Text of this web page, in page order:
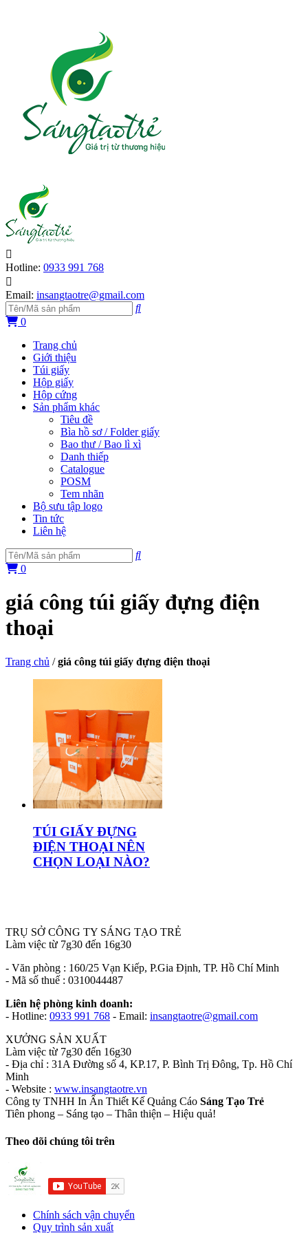
Hotline: 0933 991 768
Email: insangtaotre@gmail.com
0
Trang chủ
Giới thiệu
Túi giấy
Hộp giấy
Hộp cứng
Sản phẩm khác
Tiêu đề
Bìa hồ sơ / Folder giấy
Bao thư / Bao lì xì
Danh thiếp
Catalogue
POSM
Tem nhãn
Bộ sưu tập logo
Tin tức
Liên hệ
0
giá công túi giấy đựng điện
thoại
Trang chủ /giá công túi giấy đựng điện thoại
TÚI GIẤY ĐỰNG
ĐIỆN THOẠI NÊN
CHỌN LOẠI NÀO?
TRỤ SỞ CÔNG TY SÁNG TẠO TRẺ
Làm việc từ 7g30 đến 16g30
- Văn phòng : 160/25 Vạn Kiếp, P.Gia Định, TP. Hồ Chí Minh
- Mã số thuế : 0310044487
Liên hệ phòng kinh doanh:
- Hotline: 0933 991 768 - Email: insangtaotre@gmail.com
XƯỞNG SẢN XUẤT
Làm việc từ 7g30 đến 16g30
- Địa chỉ : 31A Đường số 4, KP.17, P. Bình Trị Đông, Tp. Hồ Chí
Minh
- Website : www.insangtaotre.vn
Công ty TNHH In Ấn Thiết Kế Quảng Cáo Sáng Tạo Trẻ
Tiên phong – Sáng tạo – Thân thiện – Hiệu quả!
Theo dõi chúng tôi trên
Chính sách vận chuyển
Quy trình sản xuất